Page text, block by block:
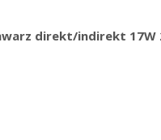
direkt/indirekt 17W